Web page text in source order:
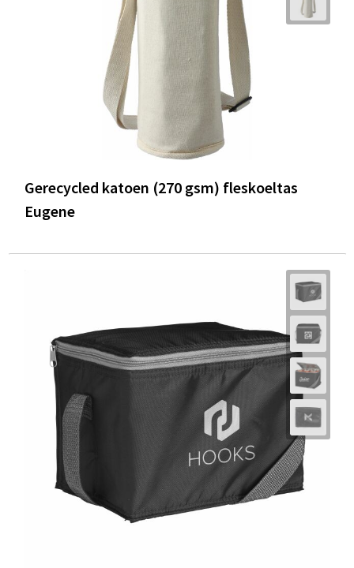
Gerecycled katoen (270 gsm) fleskoeltas
Eugene